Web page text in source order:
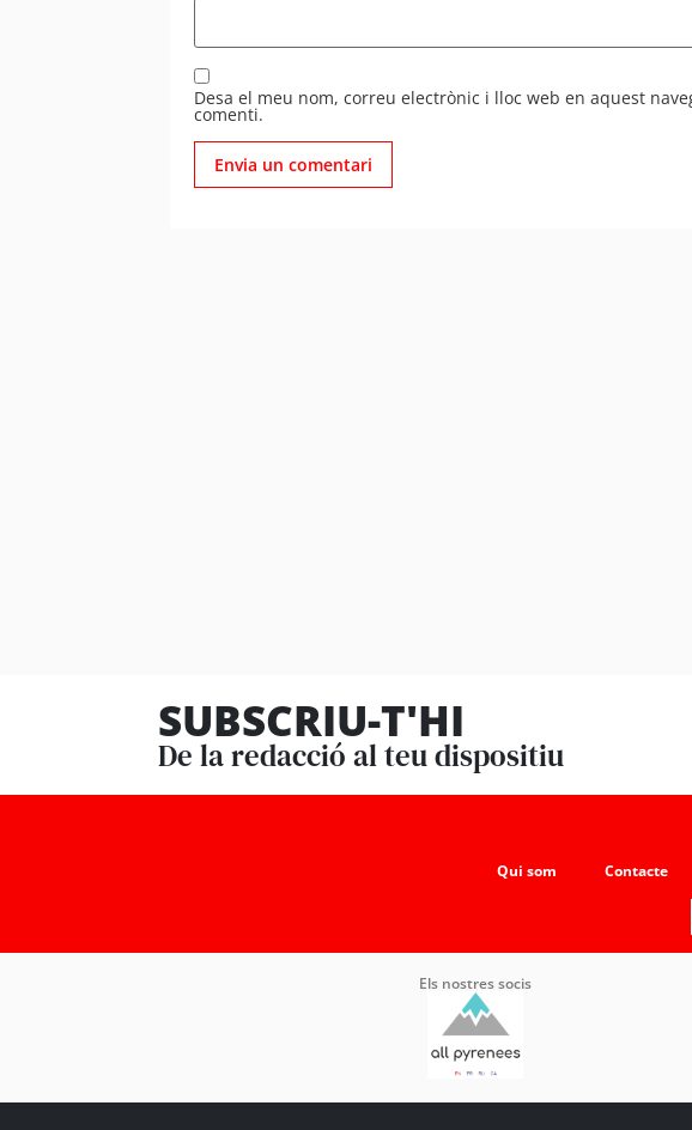
Desa el meu nom, correu electrònic i lloc web en aquest
comenti.
SUBSCRIU-T'HI
De la redacció al teu dispositiu
Qui som Contacte
Els nostres socis